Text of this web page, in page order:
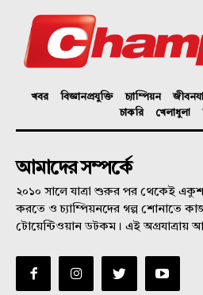
খবর বিজ্ঞানপ্রযুক্তি চ্যাম্পিয়ন
চাকরি
খেলাধুলা
আমাদের সম্পর্কে
২০১০ সালে যাত্রা শুরুর পর থেকেই
করতে ও চ্যাম্পিয়নদের গল্প শোনাতে
টোয়েন্টিওয়ান ডটকম। এই অগ্রযাত্রায়